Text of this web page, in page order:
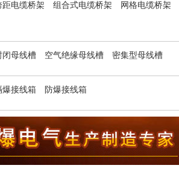
距电缆桥架 组合式电缆桥架 网格电缆桥架
闭母线槽 空气绝缘母线槽 密集型母线槽
爆接线箱 防爆接线箱